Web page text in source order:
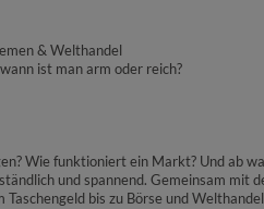
& Welthandel
ist man arm oder reich?
Wie funktioniert ein Markt? Und ab
und spannend. Gemeinsam mit
bis zu Börse und